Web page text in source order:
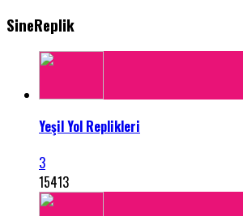
SineReplik
Yeşil Yol Replikleri
3
15413